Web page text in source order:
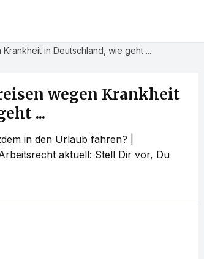
in Deutschland, wie geht ...
wegen Krankheit
...
in den Urlaub fahren? |
aktuell: Stell Dir vor, Du